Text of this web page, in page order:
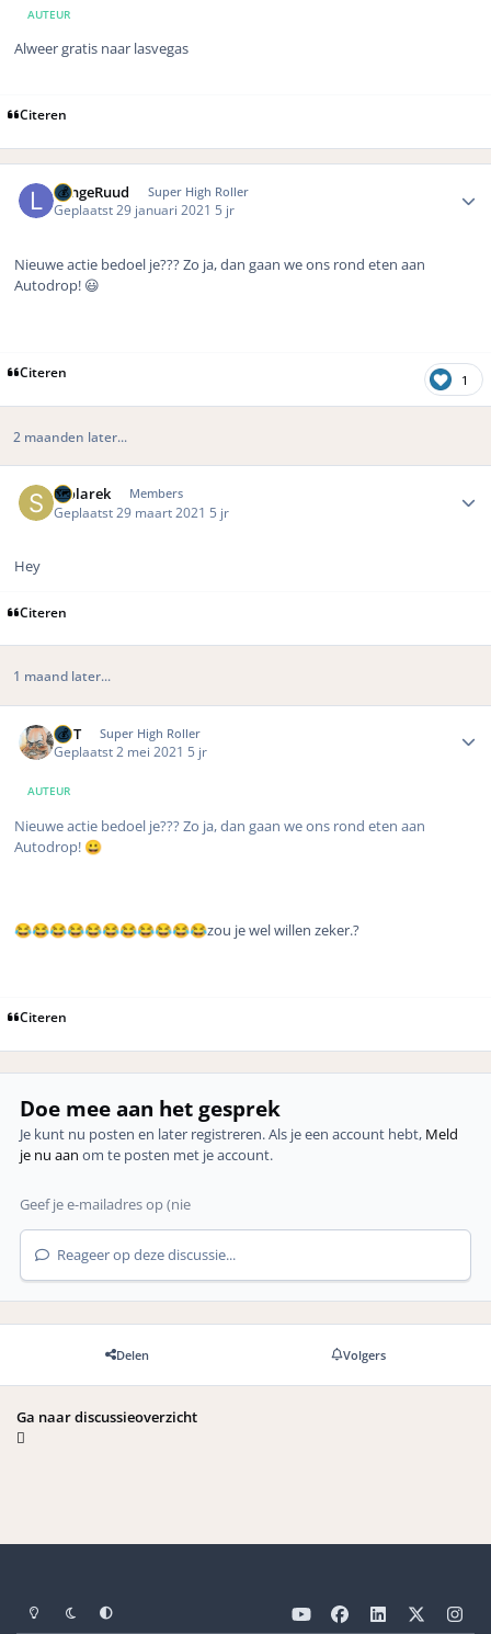
AUTEUR
Alweer gratis naar lasvegas
Citeren
LangeRuud Super High Roller
Geplaatst29 januari 2021 5 jr
Nieuwe actie bedoel je??? Zo ja, dan gaan we ons rond eten aan
Autodrop! 😃
Citeren 1
2 maanden later...
Stolarek Members
Geplaatst 29 maart 2021 5 jr
Hey
Citeren
1 maand later...
MrT Super High Roller
Geplaatst 2 mei 2021 5 jr
AUTEUR
Nieuwe actie bedoel je??? Zo ja, dan gaan we ons rond eten aan
Autodrop! 😀
😂😂😂😂😂😂😂😂😂😂😂zou je wel willen zeker.?
Citeren
Doe mee aan het gesprek
Je kunt nu posten en later registreren. Als je een account hebt, Meld
je nu aan om te posten met je account.
Reageer op deze discussie...
Delen Volgers
Ga naar discussieoverzicht
Light ModeDark ModeSysteemvoorkeuren